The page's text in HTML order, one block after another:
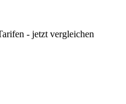
- jetzt vergleichen